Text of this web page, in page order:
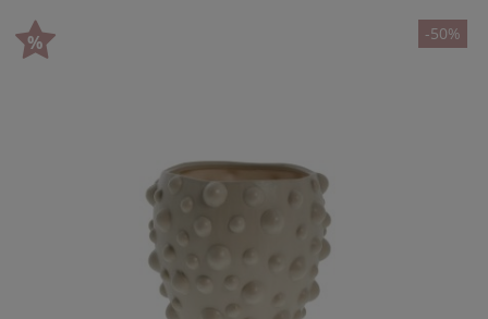
-50%